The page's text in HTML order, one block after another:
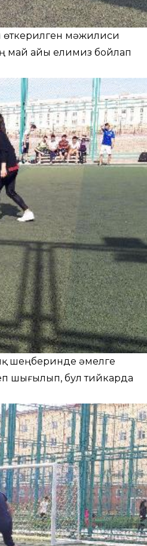
өткерилген мәжилиси
май айы елимиз бойлап
шеңберинде әмелге
шығылып, бул тийкарда